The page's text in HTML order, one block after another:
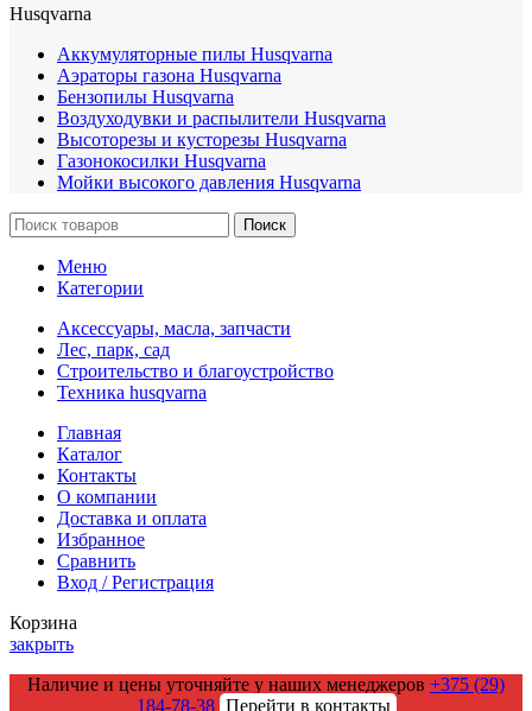
Husqvarna
Аккумуляторные пилы Husqvarna
Аэраторы газона Husqvarna
Бензопилы Husqvarna
Воздуходувки и распылители Husqvarna
Высоторезы и кусторезы Husqvarna
Газонокосилки Husqvarna
Мойки высокого давления Husqvarna
Поиск
Меню
Категории
Аксессуары, масла, запчасти
Лес, парк, сад
Строительство и благоустройство
Техника husqvarna
Главная
Каталог
Контакты
О компании
Доставка и оплата
Избранное
Сравнить
Вход / Регистрация
Корзина
закрыть
Наличие и цены уточняйте у наших менеджеров +375 (29)
184-78-38 Перейти в контакты